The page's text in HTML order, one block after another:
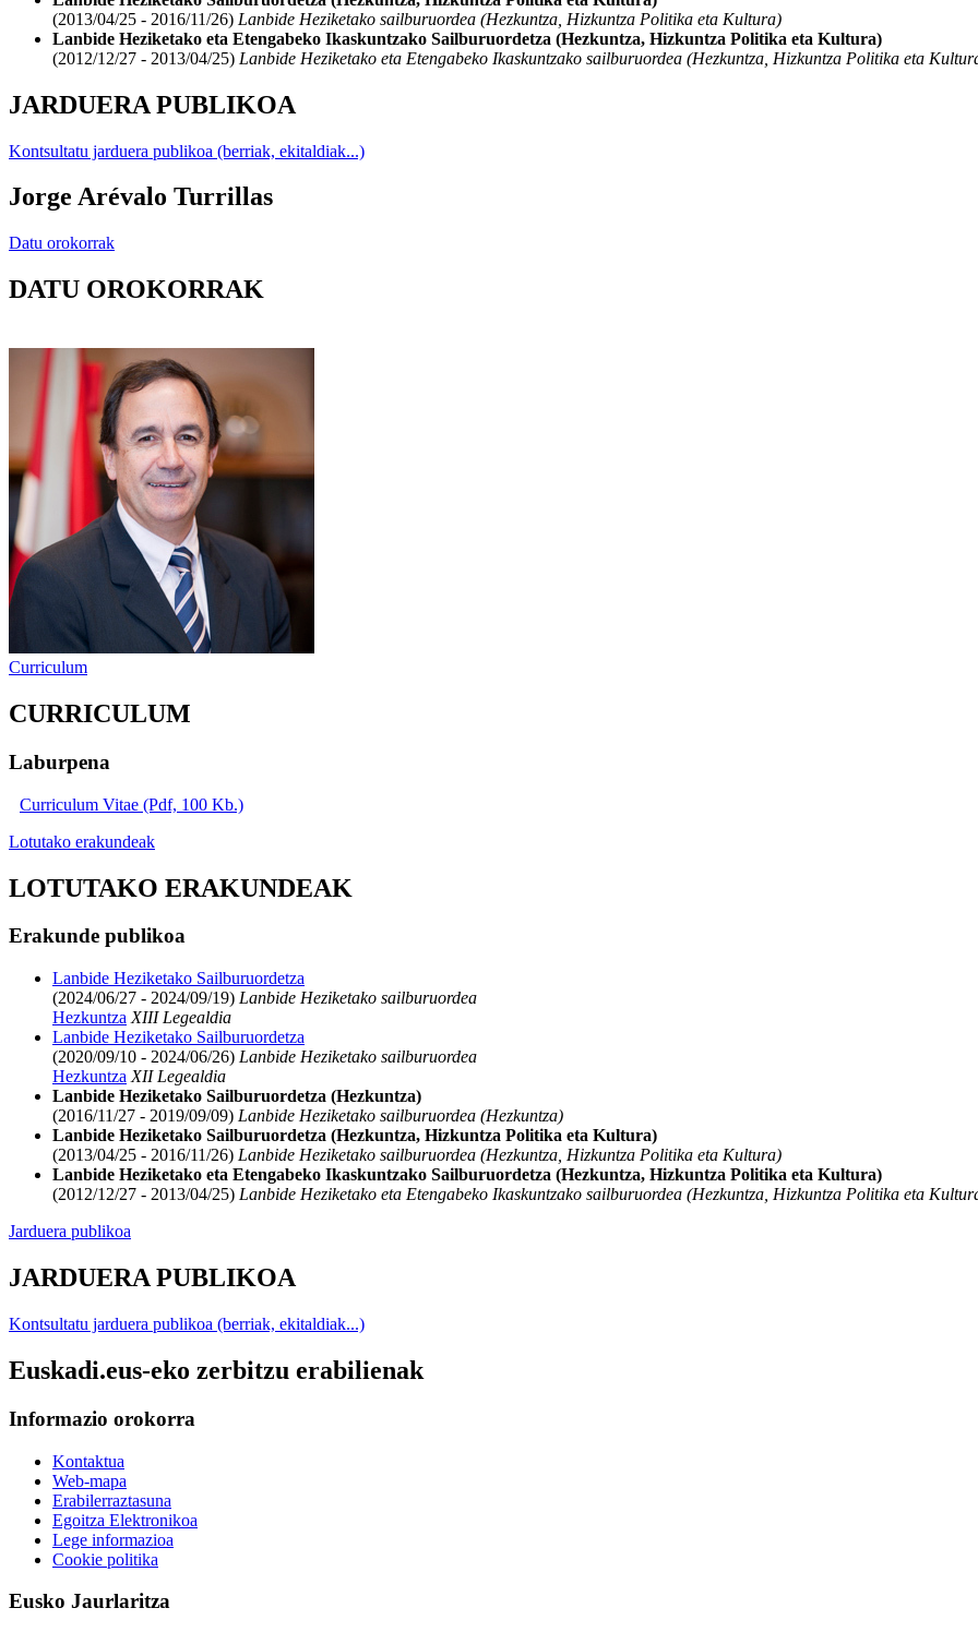
(2013/04/25 - 2016/11/26) Lanbide Heziketako sailburuordea (Hezkuntza, Hizkuntza Politika eta Kultura)
Lanbide Heziketako eta Etengabeko Ikaskuntzako Sailburuordetza (Hezkuntza, Hizkuntza Politika eta Kultura)
(2012/12/27 - 2013/04/25) Lanbide Heziketako eta Etengabeko Ikaskuntzako sailburuordea (Hezkuntza, Hizkuntza Politika eta
JARDUERA PUBLIKOA
Kontsultatu jarduera publikoa (berriak, ekitaldiak...)
Jorge Arévalo Turrillas
Datu orokorrak
DATU OROKORRAK
Curriculum
CURRICULUM
Laburpena
Curriculum Vitae (Pdf, 100 Kb.)
Lotutako erakundeak
LOTUTAKO ERAKUNDEAK
Erakunde publikoa
Lanbide Heziketako Sailburuordetza
(2024/06/27 - 2024/09/19) Lanbide Heziketako sailburuordea
Hezkuntza XIII Legealdia
Lanbide Heziketako Sailburuordetza
(2020/09/10 - 2024/06/26) Lanbide Heziketako sailburuordea
Hezkuntza XII Legealdia
Lanbide Heziketako Sailburuordetza (Hezkuntza)
(2016/11/27 - 2019/09/09) Lanbide Heziketako sailburuordea (Hezkuntza)
Lanbide Heziketako Sailburuordetza (Hezkuntza, Hizkuntza Politika eta Kultura)
(2013/04/25 - 2016/11/26) Lanbide Heziketako sailburuordea (Hezkuntza, Hizkuntza Politika eta Kultura)
Lanbide Heziketako eta Etengabeko Ikaskuntzako Sailburuordetza (Hezkuntza, Hizkuntza Politika eta Kultura)
(2012/12/27 - 2013/04/25) Lanbide Heziketako eta Etengabeko Ikaskuntzako sailburuordea (Hezkuntza, Hizkuntza Politika eta
Jarduera publikoa
JARDUERA PUBLIKOA
Kontsultatu jarduera publikoa (berriak, ekitaldiak...)
Euskadi.eus-eko zerbitzu erabilienak
Informazio orokorra
Kontaktua
Web-mapa
Erabilerraztasuna
Egoitza Elektronikoa
Lege informazioa
Cookie politika
Eusko Jaurlaritza